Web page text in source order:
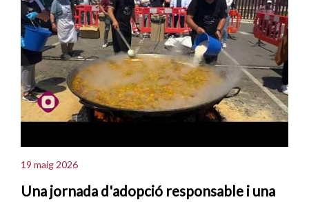
19 maig 2026
Una jornada d'adopció responsable i una